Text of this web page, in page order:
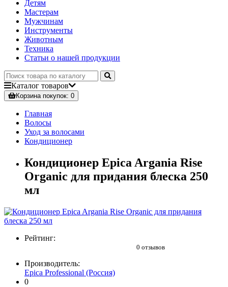
Детям
Мастерам
Мужчинам
Инструменты
Животным
Техника
Статьи о нашей продукции
Каталог товаров
Корзинапокупок: 0
Главная
Волосы
Уход за волосами
Кондиционер
Кондиционер Epica Argania Rise
Organic для придания блеска 250
мл
Рейтинг:
0 отзывов
Производитель:
Epica Professional (Россия)
0